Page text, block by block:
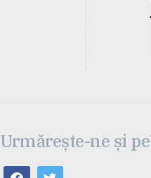
Urmărește-ne și pe